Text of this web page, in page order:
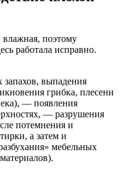
влажная, поэтому
работала исправно.
запахов, выпадения
грибка, плесени
— появления
— разрушения
потемнения и
а затем и
мебельных